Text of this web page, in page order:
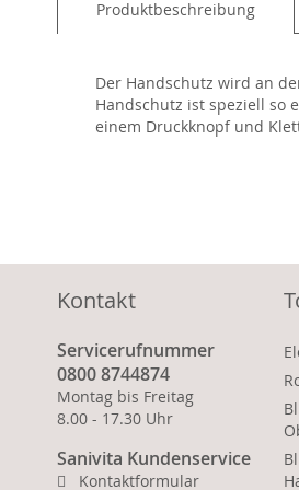
gallery
Produktbeschreibung
Der Handschutz wird an
Handschutz ist speziell so
einem Druckknopf und
Kontakt
Servicerufnummer
0800 8744874
Montag bis Freitag
8.00 - 17.30 Uhr
Sanivita Kundenservice
Kontaktformular